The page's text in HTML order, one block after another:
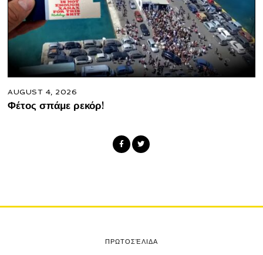
AUGUST 4, 2026
Φέτος σπάμε ρεκόρ!
ΠΡΩΤΟΣΈΛΙΔΑ